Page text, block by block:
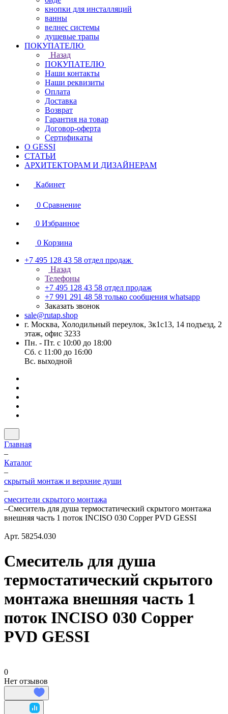
кнопки для инсталляций
ванны
велнес системы
душевые трапы
ПОКУПАТЕЛЮ
Назад
ПОКУПАТЕЛЮ
Наши контакты
Наши реквизиты
Оплата
Доставка
Возврат
Гарантия на товар
Договор-оферта
Сертификаты
О GESSI
СТАТЬИ
АРХИТЕКТОРАМ И ДИЗАЙНЕРАМ
Кабинет
0 Сравнение
0 Избранное
0 Корзина
+7 495 128 43 58 отдел продаж
Назад
Телефоны
+7 495 128 43 58 отдел продаж
+7 991 291 48 58 только сообщения whatsapp
Заказать звонок
sale@rutap.shop
г. Москва, Холодильный переулок, 3к1с13, 14 подъезд, 2
этаж, офис 3233
Пн. - Пт. с 10:00 до 18:00
Сб. с 11:00 до 16:00
Вс. выходной
Главная
–
Каталог
–
скрытый монтаж и верхние души
–
смесители скрытого монтажа
–Смеситель для душа термостатический скрытого монтажа
внешняя часть 1 поток INCISO 030 Copper PVD GESSI
Арт. 58254.030
Смеситель для душа
термостатический скрытого
монтажа внешняя часть 1
поток INCISO 030 Copper
PVD GESSI
0
Нет отзывов